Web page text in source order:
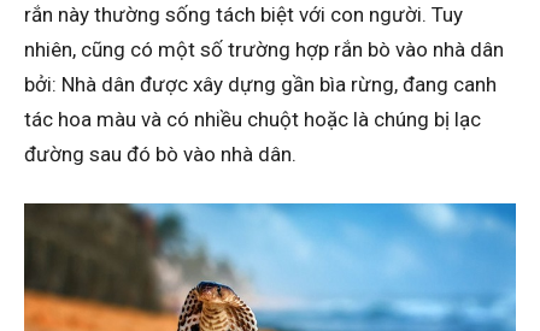
rắn này thường sống tách biệt với con người. Tuy
nhiên, cũng có một số trường hợp rắn bò vào nhà dân
bởi: Nhà dân được xây dựng gần bìa rừng, đang canh
tác hoa màu và có nhiều chuột hoặc là chúng bị lạc
đường sau đó bò vào nhà dân.